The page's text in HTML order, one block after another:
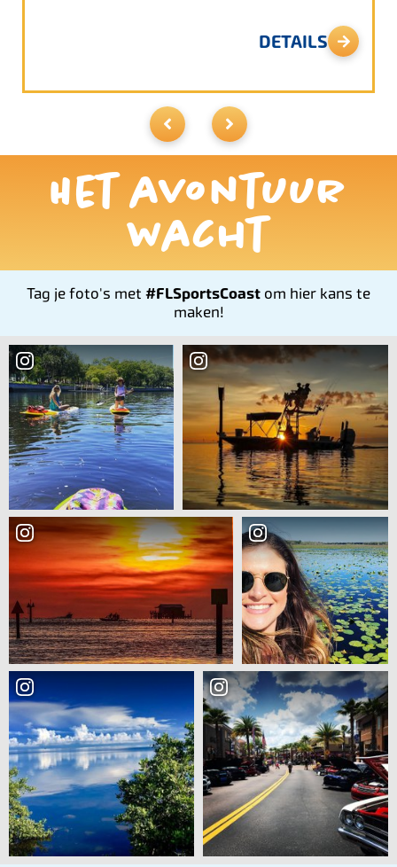
DETAILS
Het avontuur
wacht
Tag je foto's met #FLSportsCoast om hier kans te
maken!